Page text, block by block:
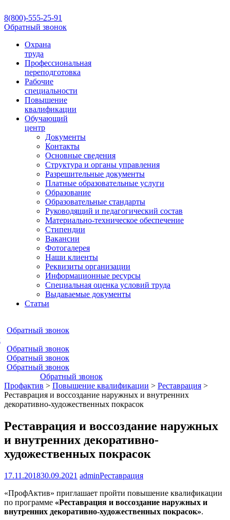
8(800)-555-25-91
Обратный звонок
Ориентир охраны труда
Охрана
труда
Профессиональная
переподготовка
Рабочие
специальности
Повышение
квалификации
Обучающий
центр
Документы
Контакты
Основные сведения
Структура и органы управления
Разрешительные документы
Платные образовательные услуги
Образование
Образовательные стандарты
Руководящий и педагогический состав
Материально-техническое обеспечение
Стипендии
Вакансии
Фотогалерея
Наши клиенты
Реквизиты организации
Информационные ресурсы
Специальная оценка условий труда
Выдаваемые документы
Статьи
Обратный звонок
Обратный звонок
Обратный звонок
Обратный звонок
Обратный звонок
Профактив > Повышение квалификации > Реставрация >
Реставрация и воссоздание наружных и внутренних
декоративно-художественных покрасок
Реставрация и воссоздание наружных
и внутренних декоративно-
художественных покрасок
17.11.201830.09.2021 adminРеставрация
«ПрофАктив» приглашает пройти повышение квалификации
по программе «Реставрация и воссоздание наружных и
внутренних декоративно-художественных покрасок».